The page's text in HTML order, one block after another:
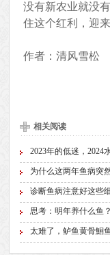
没有新农业就没
住这个红利，迎
作者：清风雪松
相关阅读
2023年的低迷，2024
为什么这两年鱼病突
诊断鱼病注意好这些
思考：明年养什么鱼？
太难了，鲈鱼黄骨鮰